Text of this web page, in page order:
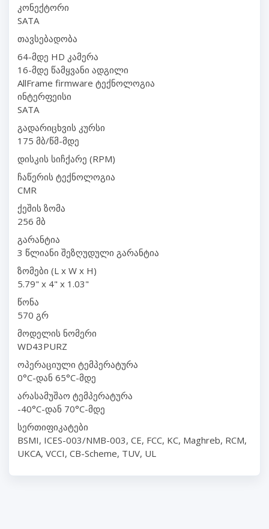
კონექტორი
SATA
თავსებადობა
64-მდე HD კამერა
16-მდე წამყვანი ადგილი
AllFrame firmware ტექნოლოგია
ინტერფეისი
SATA
გადარიცხვის კურსი
175 მბ/წმ-მდე
დისკის სიჩქარე (RPM)
ჩაწერის ტექნოლოგია
CMR
ქეშის ზომა
256 მბ
გარანტია
3 წლიანი შეზღუდული გარანტია
ზომები (L x W x H)
5.79" x 4" x 1.03"
წონა
570 გრ
მოდელის ნომერი
WD43PURZ
ოპერაციული ტემპერატურა
0°C-დან 65°C-მდე
არასამუშაო ტემპერატურა
-40°C-დან 70°C-მდე
სერთიფიკატები
BSMI, ICES-003/NMB-003, CE, FCC, KC, Maghreb, RCM,
UKCA, VCCI, CB-Scheme, TUV, UL